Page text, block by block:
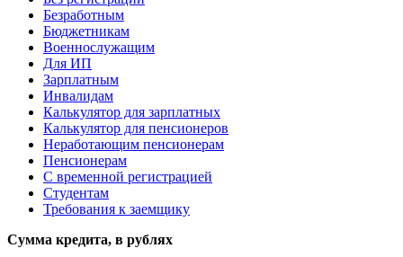
Безработным
Бюджетникам
Военнослужащим
Для ИП
Зарплатным
Инвалидам
Калькулятор для зарплатных
Калькулятор для пенсионеров
Неработающим пенсионерам
Пенсионерам
С временной регистрацией
Студентам
Требования к заемщику
Сумма кредита, в рублях